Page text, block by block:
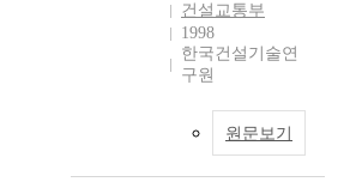
건설교통부
1998
한국건설기술연
구원
원문보기